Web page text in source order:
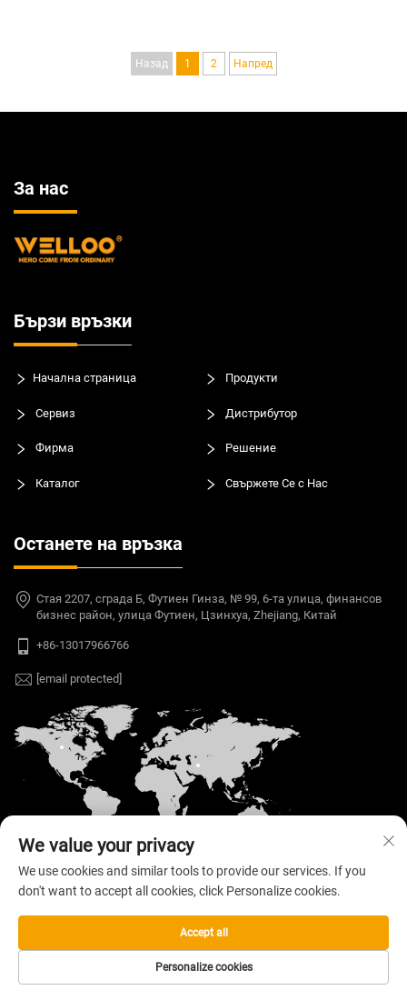
Назад 1 2 Напред
За нас
Бързи връзки
Начална страница Продукти
Сервиз Дистрибутор
Фирма Решение
Каталог Свържете Се с Нас
Останете на връзка
Стая 2207, сграда Б, Футиен Гинза, № 99, 6-та улица, финансов
бизнес район, улица Футиен, Цзинхуа, Zhejiang, Китай
+86-13017966766
[email protected]
Автоматен © 2026 Welloo Electronic Technology
Co., Ltd. Всички права запазени. —Политика за
поверителност
We value your privacy
We use cookies and similar tools to provide our services. If you
don't want to accept all cookies, click Personalize cookies.
Personalize cookies
Accept all